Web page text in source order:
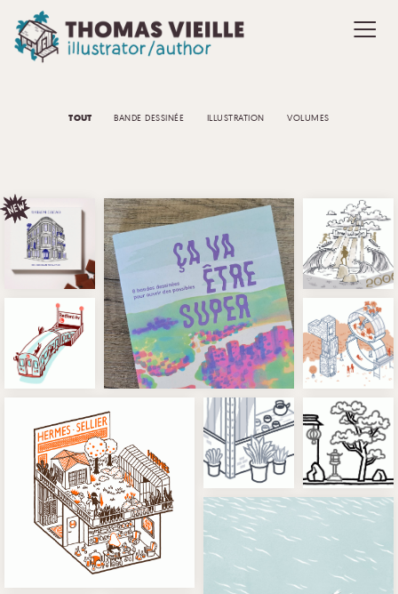
TOUT BANDE DESSINÉE ILLUSTRATION VOLUMES